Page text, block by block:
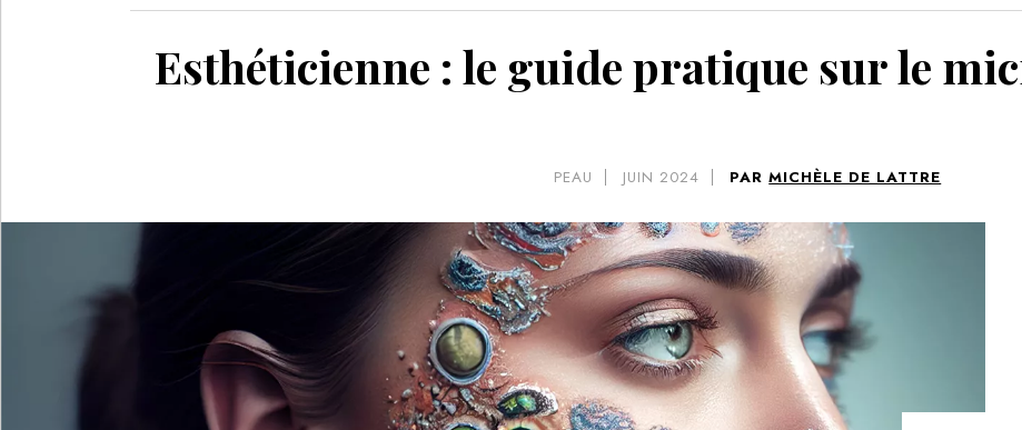
Esthéticienne : le guide pratique sur le
PEAU JUIN 2024 PAR MICHÈLE DE LATTRE